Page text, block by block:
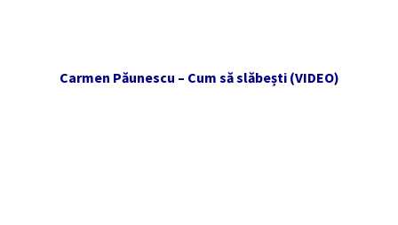
Carmen Păunescu – Cum să slăbești (VIDEO)